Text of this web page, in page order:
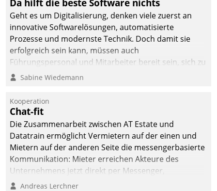
Geht es um Digitalisierung, denken viele zuerst an
innovative Softwarelösungen, automatisierte
Prozesse und modernste Technik. Doch damit sie
erfolgreich sein kann, müssen auch
Führungspersonal und Mitarbeiter bereit sein, sich zu
verändern und anzupassen, sonst werden sie an ihr
Sabine Wiedemann
Kooperation
Chat-fit
Die Zusammenarbeit zwischen AT Estate und
Datatrain ermöglicht Vermietern auf der einen und
Mietern auf der anderen Seite die messengerbasierte
Kommunikation: Mieter erreichen Akteure des
Unternehmens jetzt direkt per Messenger,
Mitarbeiter oder Dienstleister empfangen oder
Andreas Lerchner